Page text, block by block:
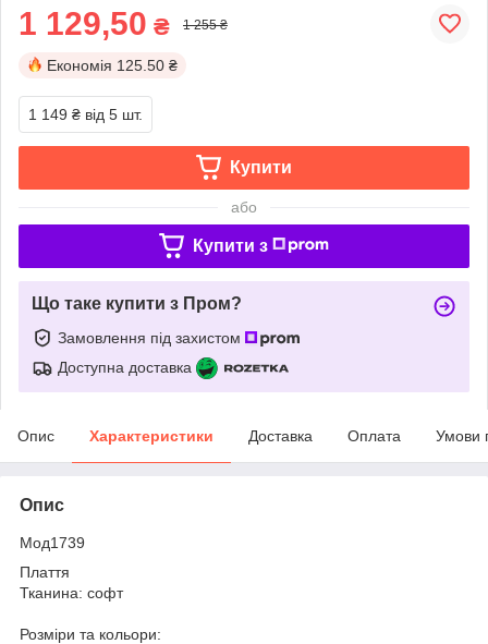
1 129,50 ₴ 1 255 ₴
Економія 125.50 ₴
1 149 ₴ від 5 шт.
Купити
або
Купити з
Що таке купити з Пром?
Замовлення під захистом
Доступна доставка
Опис Характеристики Доставка Оплата Умови
Опис
Мод1739
Плаття
Тканина: софт
Розміри та кольори: